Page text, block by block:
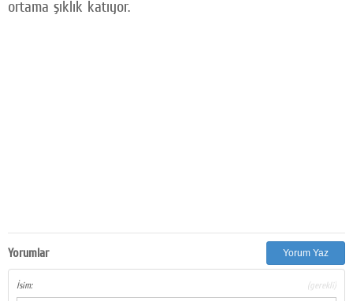
ortama şıklık katıyor.
Yorumlar Yorum Yaz
İsim: (gerekli)